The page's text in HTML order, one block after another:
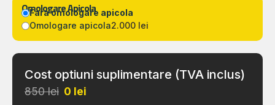
Omologare Apicola
Fara omologare apicola
Omologare apicola2.000 lei
Cost optiuni suplimentare (TVA inclus)
850 lei 0 lei